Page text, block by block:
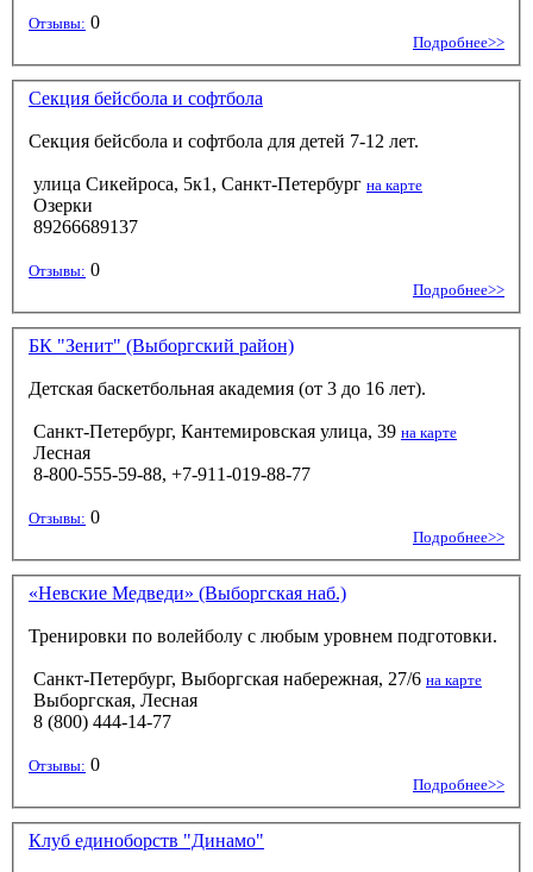
Отзывы: 0
Подробнее>>
Секция бейсбола и софтбола
Секция бейсбола и софтбола для детей 7-12 лет.
улица Сикейроса, 5к1, Санкт-Петербург на карте
Озерки
89266689137
Отзывы: 0
Подробнее>>
БК "Зенит" (Выборгский район)
Детская баскетбольная академия (от 3 до 16 лет).
Санкт-Петербург, Кантемировская улица, 39 на карте
Лесная
8-800-555-59-88, +7-911-019-88-77
Отзывы: 0
Подробнее>>
«Невские Медведи» (Выборгская наб.)
Тренировки по волейболу с любым уровнем подготовки.
Санкт-Петербург, Выборгская набережная, 27/6 на карте
Выборгская, Лесная
8 (800) 444-14-77
Отзывы: 0
Подробнее>>
Клуб единоборств "Динамо"